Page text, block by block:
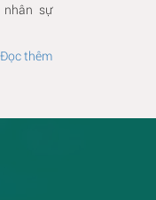
sự
Đọc thêm